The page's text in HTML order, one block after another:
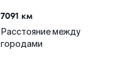
7091 км
Расстояние между
городами